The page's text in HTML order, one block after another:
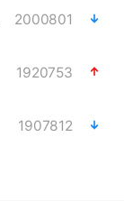
2000801
1920753
1907812